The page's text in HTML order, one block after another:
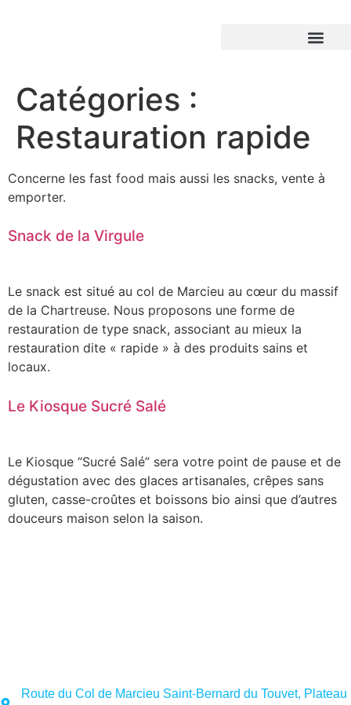
Catégories :
Restauration rapide
Concerne les fast food mais aussi les snacks, vente à
emporter.
Snack de la Virgule
Le snack est situé au col de Marcieu au cœur du massif
de la Chartreuse. Nous proposons une forme de
restauration de type snack, associant au mieux la
restauration dite « rapide » à des produits sains et
locaux.
Le Kiosque Sucré Salé
Le Kiosque “Sucré Salé” sera votre point de pause et de
dégustation avec des glaces artisanales, crêpes sans
gluten, casse-croûtes et boissons bio ainsi que d’autres
douceurs maison selon la saison.
Route du Col de Marcieu Saint-Bernard du Touvet, Plateau